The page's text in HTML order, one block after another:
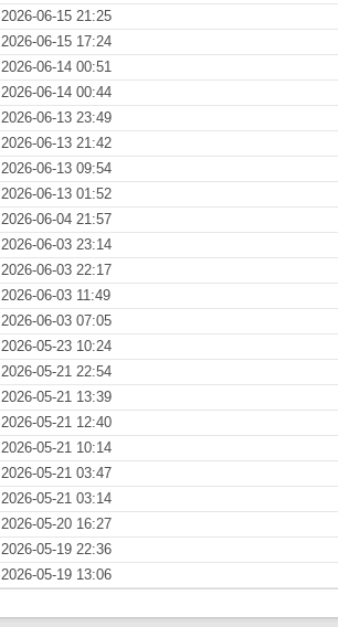
2026-06-15 21:25
2026-06-15 17:24
2026-06-14 00:51
2026-06-14 00:44
2026-06-13 23:49
2026-06-13 21:42
2026-06-13 09:54
2026-06-13 01:52
2026-06-04 21:57
2026-06-03 23:14
2026-06-03 22:17
2026-06-03 11:49
2026-06-03 07:05
2026-05-23 10:24
2026-05-21 22:54
2026-05-21 13:39
2026-05-21 12:40
2026-05-21 10:14
2026-05-21 03:47
2026-05-21 03:14
2026-05-20 16:27
2026-05-19 22:36
2026-05-19 13:06